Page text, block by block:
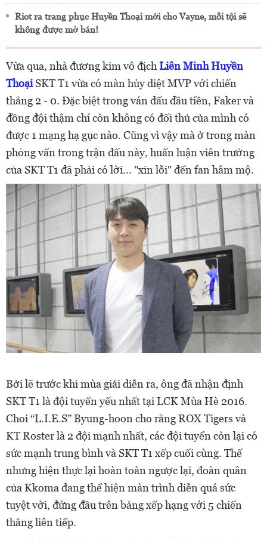
Riot ra trang phục Huyền Thoại mới cho Vayne, mỗi tội sẽ
không được mở bán!
Vừa qua, nhà đương kim vô địchLiên Minh Huyền
ThoạiSKT T1 vừa có màn hủy diệt MVP với chiến
thắng 2 - 0. Đặc biệt trong ván đấu đầu tiền, Faker và
đồng đội thậm chí còn không có đối thủ của mình có
được 1 mạng hạ gục nào. Cũng vì vậy mà ở trong màn
phỏng vấn trong trận đấu này, huấn luận viên trưởng
của SKT T1 đã phải có lời... "xin lỗi" đến fan hâm mộ.
Bởi lẽ trước khi mùa giải diễn ra, ông đã nhận định
SKT T1 là đội tuyển yếu nhất tại LCK Mùa Hè 2016.
Choi “L.I.E.S” Byung-hoon cho rằng ROX Tigers và
KT Roster là 2 đội mạnh nhất, các đội tuyển còn lại có
sức mạnh trung bình và SKT T1 xếp cuối cùng. Thế
nhưng hiện thực lại hoàn toàn ngược lại, đoàn quân
của Kkoma đang thể hiện màn trình diễn quá sức
tuyệt vời, đứng đầu trên bảng xếp hạng với 5 chiến
thắng liên tiếp.